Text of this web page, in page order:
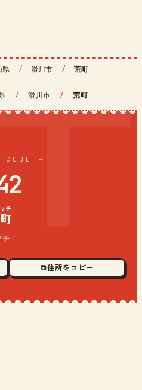
県 滑川市 荒町
/ 滑川市 / 荒町
—
チ
チ
⧉ 住所をコピー